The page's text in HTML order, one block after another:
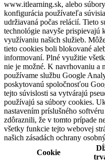
www.itlearning.sk, alebo
konfigurácia používateľa
udržiavaná počas relácií. Tieto
technológie navyše prispievajú
využívaniu našich služieb.
tieto cookies boli blokované
informovaní. Plné využitie
nie je možné. K navrhovaniu a
používame službu Google
poskytovanú spoločnosťou
tejto súvislosti sa vytvárajú
používajú sa súbory cookies.
nastavením príslušného
zdôraznili, že v tomto prípade
všetky funkcie tejto webovej
našich zásadách ochrany
Cookie